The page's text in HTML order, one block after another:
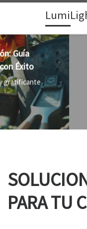
Skip to content
Lámparas
Al cultivar
PARA TU